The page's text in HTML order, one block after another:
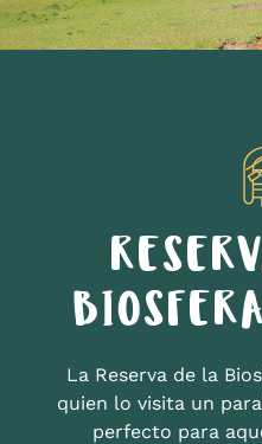
La Reserva de la
quien lo visita un
perfecto para